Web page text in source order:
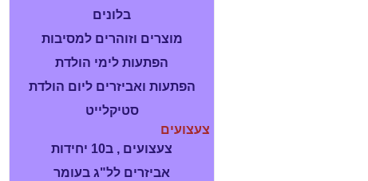
בלונים
מוצרים וזוהרים למסיבות
הפתעות לימי הולדת
הפתעות ואביזרים ליום הולדת
סטיקלייט
צעצועים
צעצועים , ב10 יחידות
אביזרים לל"ג בעומר